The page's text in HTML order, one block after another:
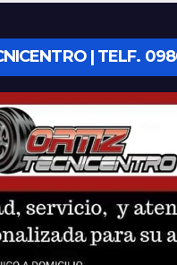
| TELF.